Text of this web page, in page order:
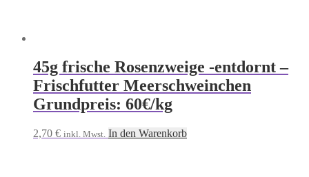
45g frische Rosenzweige -entdornt –
Frischfutter Meerschweinchen
Grundpreis: 60€/kg
2,70 € inkl. Mwst. In den Warenkorb